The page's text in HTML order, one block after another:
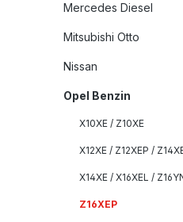
Mercedes Diesel
Mitsubishi Otto
Nissan
Opel Benzin
X10XE / Z10XE
X12XE / Z12XEP /
X14XE / X16XEL /
Z16XEP